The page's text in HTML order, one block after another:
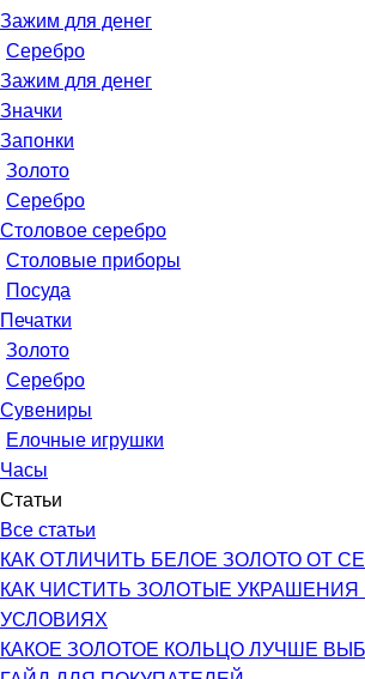
Зажим для денег
Серебро
Зажим для денег
Значки
Запонки
Золото
Серебро
Столовое серебро
Столовые приборы
Посуда
Печатки
Золото
Серебро
Сувениры
Елочные игрушки
Часы
Статьи
Все статьи
КАК ОТЛИЧИТЬ БЕЛОЕ ЗОЛОТО ОТ
КАК ЧИСТИТЬ ЗОЛОТЫЕ
УСЛОВИЯХ
КАКОЕ ЗОЛОТОЕ КОЛЬЦО ЛУЧШЕ